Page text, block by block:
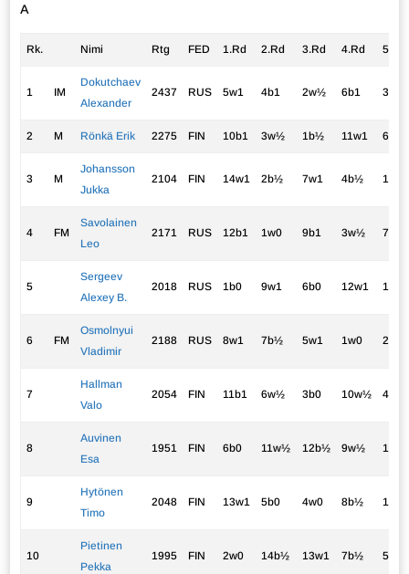
A
Rk. Nimi Rtg FED 1.Rd 2.Rd 3.Rd 4.Rd 5.Rd
1 IM
Dokutchaev
Alexander
2437 RUS 5w1 4b1 2w½ 6b1 3w1
2 M Rönkä Erik 2275 FIN 10b1 3w½ 1b½ 11w1 6w1
3 M
Johansson
Jukka
2104 FIN 14w1 2b½ 7w1 4b½ 1b0
4 FM
Savolainen
Leo
2171 RUS 12b1 1w0 9b1 3w½ 7b½
5
Sergeev
Alexey B.
2018 RUS 1b0 9w1 6b0 12w1 10b1
6 FM
Osmolnyui
Vladimir
2188 RUS 8w1 7b½ 5w1 1w0 2b0
7
Hallman
Valo
2054 FIN 11b1 6w½ 3b0 10w½ 4w½
8
Auvinen
Esa
1951 FIN 6b0 11w½ 12b½ 9w½ 13b1
9
Hytönen
Timo
2048 FIN 13w1 5b0 4w0 8b½
10
Pietinen
Pekka
1995 FIN 2w0 14b½ 13w1 7b½ 5w0